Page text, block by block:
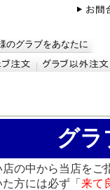
のグラブをあなたに
グラ
の中から当店を
方には必ず「 来て